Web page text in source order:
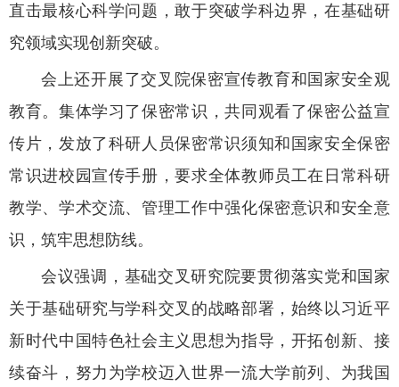
直击最核心科学问题，敢于突破学科边界，在基础研
究领域实现创新突破。
会上还开展了交叉院保密宣传教育和国家安全观
教育。集体学习了保密常识，共同观看了保密公益宣
传片，发放了科研人员保密常识须知和国家安全保密
常识进校园宣传手册，要求全体教师员工在日常科研
教学、学术交流、管理工作中强化保密意识和安全意
识，筑牢思想防线。
会议强调，基础交叉研究院要贯彻落实党和国家
关于基础研究与学科交叉的战略部署，始终以习近平
新时代中国特色社会主义思想为指导，开拓创新、接
续奋斗，努力为学校迈入世界一流大学前列、为我国